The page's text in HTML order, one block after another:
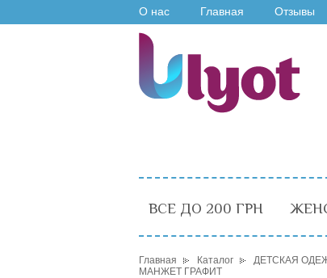
О нас Главная Отзывы
ВСЕ ДО 200 ГРН
Главная Каталог ДЕТСКАЯ
МАНЖЕТ ГРАФИТ